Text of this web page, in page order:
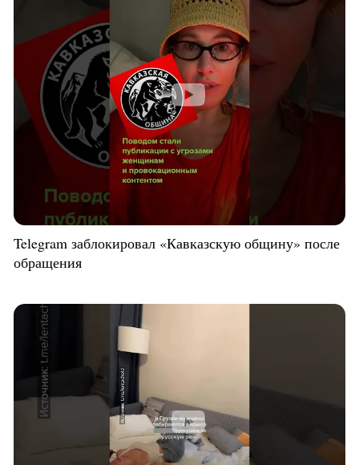
Telegram заблокировал «Кавказскую общину» после
обращения